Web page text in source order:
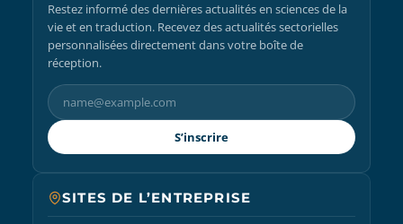
Restez informé des dernières actualités en sciences de la
vie et en traduction. Recevez des actualités sectorielles
personnalisées directement dans votre boîte de
réception.
S’inscrire
SITES DE L’ENTREPRISE